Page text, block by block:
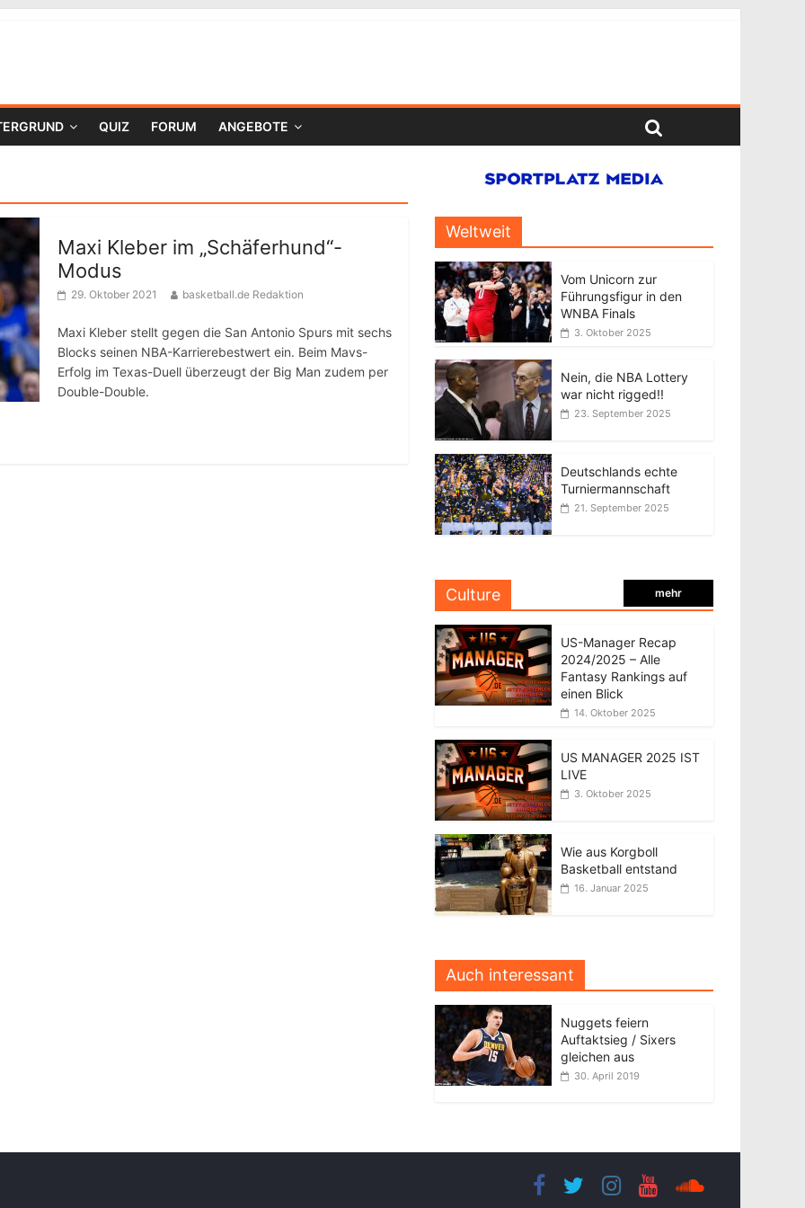
QUIZ FORUM ANGEBOTE
Maxi Kleber im „Schäferhund“-
Modus
29. Oktober 2021 basketball.de Redaktion
Maxi Kleber stellt gegen die San Antonio Spurs mit sechs
Blocks seinen NBA-Karrierebestwert ein. Beim Mavs-
Erfolg im Texas-Duell überzeugt der Big Man zudem per
Double-Double.
Weltweit
Vom Unicorn zur
Führungsfigur in den
WNBA Finals
3. Oktober 2025
Nein, die NBA Lottery
war nicht rigged!!
23. September 2025
Deutschlands echte
Turniermannschaft
21. September 2025
Culture mehr
US-Manager Recap
2024/2025 – Alle
Fantasy Rankings auf
einen Blick
14. Oktober 2025
US MANAGER 2025 IST
LIVE
3. Oktober 2025
Wie aus Korgboll
Basketball entstand
16. Januar 2025
Auch interessant
Nuggets feiern
Auftaktsieg / Sixers
gleichen aus
30. April 2019